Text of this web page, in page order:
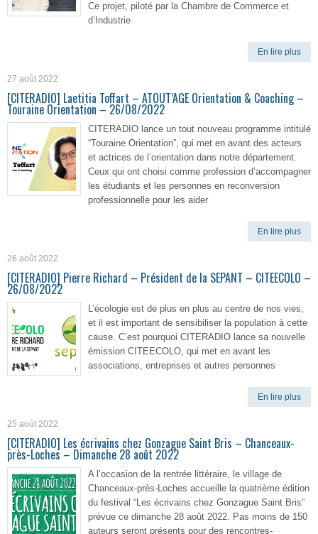
Ce projet, piloté par la Chambre de Commerce et
d’Industrie
En lire plus
27 août 2022
[CITERADIO] Laetitia Toffart – ATOUT’AGE Orientation & Coaching –
Touraine Orientation – 26/08/2022
CITERADIO lance un tout nouveau programme intitulé
“Touraine Orientation”, qui met en avant des acteurs
et actrices de l’orientation dans notre département.
Ceux qui ont choisi comme profession d’accompagner
les étudiants et les personnes en reconversion
professionnelle pour les aider
En lire plus
26 août 2022
[CITERADIO] Pierre Richard – Président de la SEPANT – CITEECOLO –
26/08/2022
L’écologie est de plus en plus au centre de nos vies,
et il est important de sensibiliser la population à cette
cause. C’est pourquoi CITERADIO lance sa nouvelle
émission CITEECOLO, qui met en avant les
associations, entreprises et autres personnes
En lire plus
25 août 2022
[CITERADIO] Les écrivains chez Gonzague Saint Bris – Chanceaux-
près-Loches – Dimanche 28 août 2022
A l’occasion de la rentrée littéraire, le village de
Chanceaux-près-Loches accueille la quatrième édition
du festival “Les écrivains chez Gonzague Saint Bris”
prévue ce dimanche 28 août 2022. Pas moins de 150
auteurs seront présents pour des rencontres-